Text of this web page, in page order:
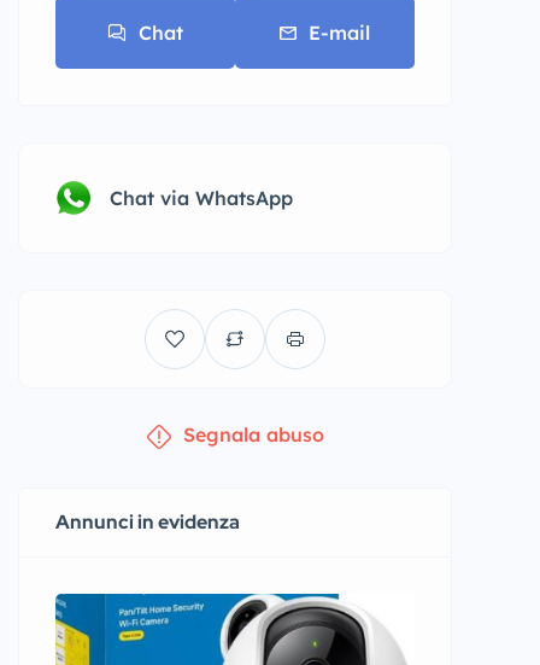
Chat E-mail
Chat via WhatsApp
Segnala abuso
Annunci in evidenza